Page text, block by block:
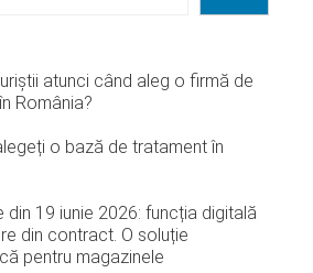
atunci când aleg o firmă de
România?
o bază de tratament în
din 19 iunie 2026: funcția digitală
din contract. O soluție
pentru magazinele